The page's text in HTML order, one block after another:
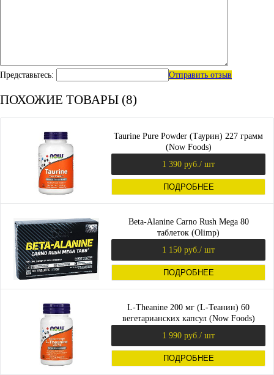
Представьтесь: Отправить отзыв
ПОХОЖИЕ ТОВАРЫ (8)
Taurine Pure Powder (Таурин) 227 грамм
(Now Foods)
1 390 руб. / шт
ПОДРОБНЕЕ
Beta-Alanine Carno Rush Mega 80
таблеток (Olimp)
1 150 руб. / шт
ПОДРОБНЕЕ
L-Theanine 200 мг (L-Теанин) 60
вегетарианских капсул (Now Foods)
1 990 руб. / шт
ПОДРОБНЕЕ